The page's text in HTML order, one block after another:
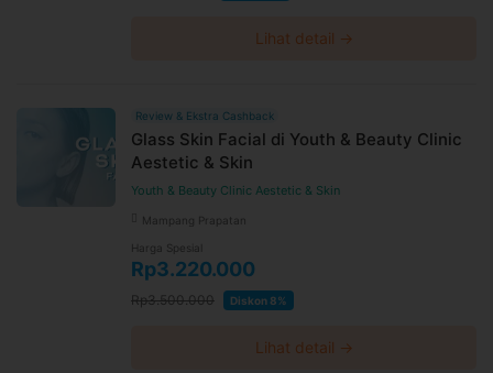
Lihat detail →
Review & Ekstra Cashback
Glass Skin Facial di Youth & Beauty Clinic
Aestetic & Skin
Youth & Beauty Clinic Aestetic & Skin
Mampang Prapatan
Harga Spesial
Rp3.220.000
Rp3.500.000 Diskon 8%
Lihat detail →